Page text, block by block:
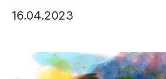
16.04.2023